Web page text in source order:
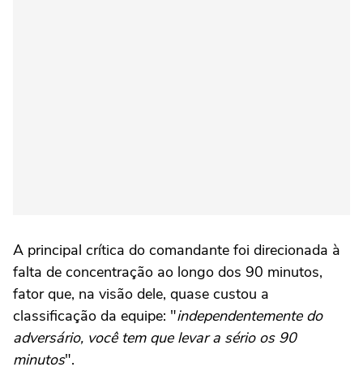
A principal crítica do comandante foi direcionada à
falta de concentração ao longo dos 90 minutos,
fator que, na visão dele, quase custou a
classificação da equipe: "independentemente do
adversário, você tem que levar a sério os 90
minutos".